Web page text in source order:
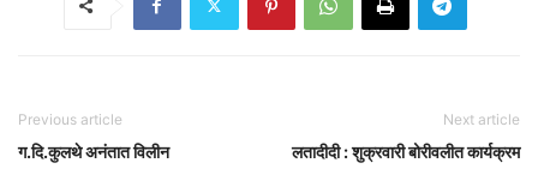
Previous article
ग.दि.कुलथे अनंतात विलीन
Next article
लतादीदी : शुक्रवारी बोरीवलीत कार्यक्रम